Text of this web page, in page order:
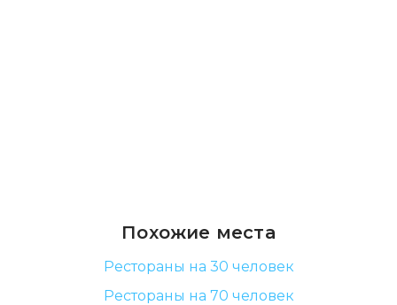
Похожие места
Рестораны на 30 человек
Рестораны на 70 человек